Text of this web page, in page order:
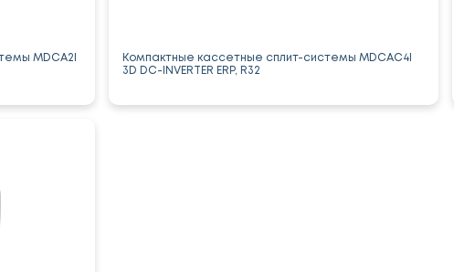
MDCA2I
Компактные кассетные сплит-системы MDCAС4I
3D DC-INVERTER ERP, R32